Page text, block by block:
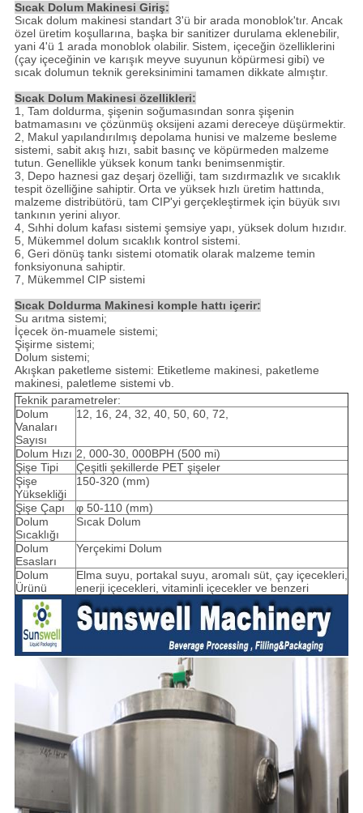
Sıcak Dolum Makinesi Giriş:
Sıcak dolum makinesi standart 3'ü bir arada monoblok'tır. Ancak
özel üretim koşullarına, başka bir sanitizer durulama eklenebilir,
yani 4'ü 1 arada monoblok olabilir. Sistem, içeceğin özelliklerini
(çay içeceğinin ve karışık meyve suyunun köpürmesi gibi) ve
sıcak dolumun teknik gereksinimini tamamen dikkate almıştır.
Sıcak Dolum Makinesi özellikleri:
1, Tam doldurma, şişenin soğumasından sonra şişenin
batmamasını ve çözünmüş oksijeni azami dereceye düşürmektir.
2, Makul yapılandırılmış depolama hunisi ve malzeme besleme
sistemi, sabit akış hızı, sabit basınç ve köpürmeden malzeme
tutun. Genellikle yüksek konum tankı benimsenmiştir.
3, Depo haznesi gaz deşarj özelliği, tam sızdırmazlık ve sıcaklık
tespit özelliğine sahiptir. Orta ve yüksek hızlı üretim hattında,
malzeme distribütörü, tam CIP'yi gerçekleştirmek için büyük sıvı
tankının yerini alıyor.
4, Sıhhi dolum kafası sistemi şemsiye yapı, yüksek dolum hızıdır.
5, Mükemmel dolum sıcaklık kontrol sistemi.
6, Geri dönüş tankı sistemi otomatik olarak malzeme temin
fonksiyonuna sahiptir.
7, Mükemmel CIP sistemi
Sıcak Doldurma Makinesi komple hattı içerir:
Su arıtma sistemi;
İçecek ön-muamele sistemi;
Şişirme sistemi;
Dolum sistemi;
Akışkan paketleme sistemi: Etiketleme makinesi, paketleme
makinesi, paletleme sistemi vb.
Teknik parametreler:
Dolum
Vanaları
Sayısı
12, 16, 24, 32, 40, 50, 60, 72,
Dolum Hızı 2, 000-30, 000BPH (500 mi)
Şişe Tipi
Çeşitli şekillerde PET şişeler
Şişe
Yüksekliği
150-320 (mm)
Şişe Çapı
φ 50-110 (mm)
Dolum
Sıcaklığı
Sıcak Dolum
Dolum
Esasları
Yerçekimi Dolum
Dolum
Ürünü
Elma suyu, portakal suyu, aromalı süt, çay içecekleri,
enerji içecekleri, vitaminli içecekler ve benzeri